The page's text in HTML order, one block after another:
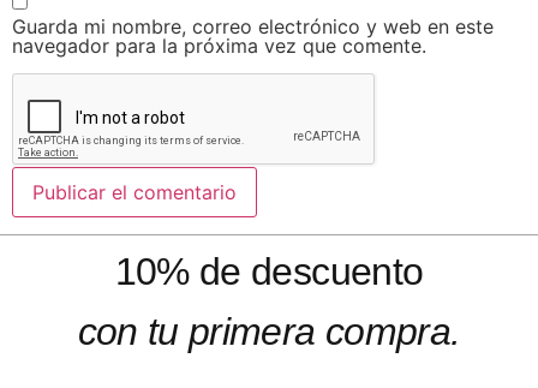
Guarda mi nombre, correo electrónico y web en este
navegador para la próxima vez que comente.
10% de descuento
con tu primera compra.